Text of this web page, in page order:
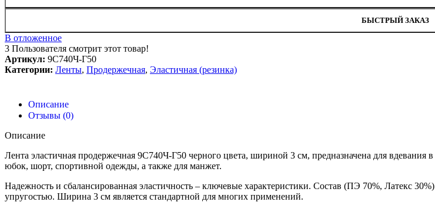
БЫСТРЫЙ ЗАКАЗ
В отложенное
3 Пользователя смотрит этот товар!
Артикул: 9С740Ч-Г50
Категории: Ленты, Продержечная, Эластичная (резинка)
Описание
Отзывы (0)
Описание
Лента эластичная продержечная 9С740Ч-Г50 черного цвета, шириной 3 см, предназначена для
юбок, шорт, спортивной одежды, а также для манжет.
Надежность и сбалансированная эластичность – ключевые характеристики. Состав (ПЭ 70%, Латекс
упругостью. Ширина 3 см является стандартной для многих применений.